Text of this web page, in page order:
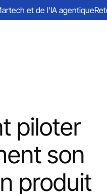
piloter
son
produit
et de l'IA agentique